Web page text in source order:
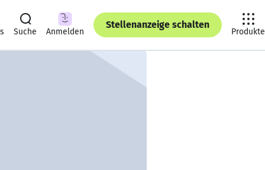
Suche Anmelden
Stellenanzeige schalten
Produkte